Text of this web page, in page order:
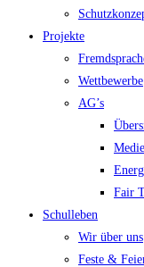
Projekte
Wettbewerbe
AG’s
Fair
Schulleben
Wir über uns
Feste &